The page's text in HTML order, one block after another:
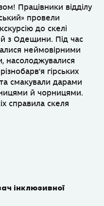
Працівники відділу
провели
до скелі
з Одещини. Під час
неймовірними
насолоджувалися
гірських
та смакували дарами
й чорницями.
справила скеля
інклюзивної